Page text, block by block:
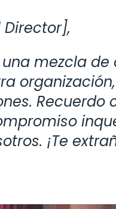
mezcla
Recuerdo
¡Te